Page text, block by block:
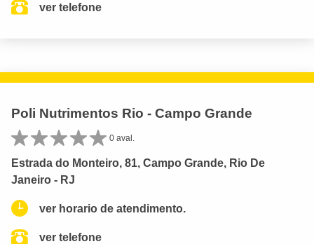
ver telefone
Poli Nutrimentos Rio - Campo Grande
0 aval.
Estrada do Monteiro, 81, Campo Grande, Rio De
Janeiro - RJ
ver horario de atendimento.
ver telefone